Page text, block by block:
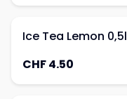
Ice Tea Lemon 0,5l
CHF 4.50